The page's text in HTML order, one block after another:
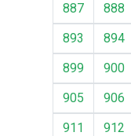
887
888
893
894
899
900
905
906
911
912